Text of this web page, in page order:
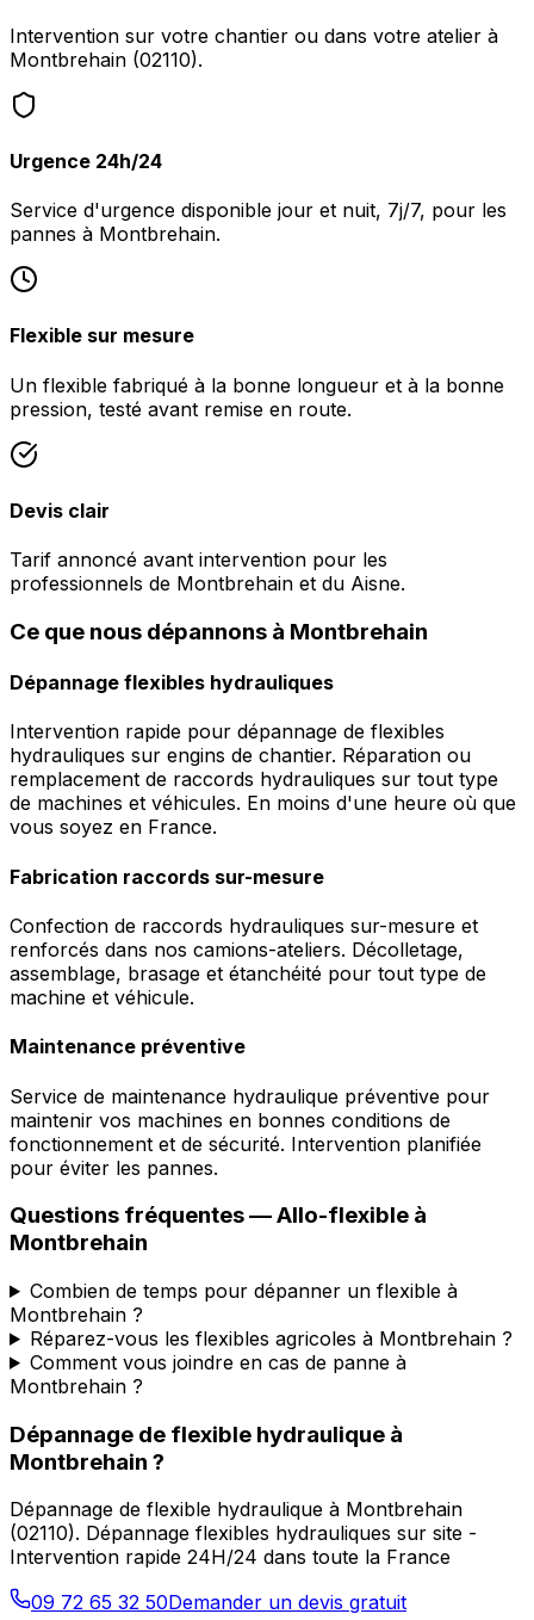
Intervention sur votre chantier ou dans votre atelier à
Montbrehain (02110).
Urgence 24h/24
Service d'urgence disponible jour et nuit, 7j/7, pour les
pannes à Montbrehain.
Flexible sur mesure
Un flexible fabriqué à la bonne longueur et à la bonne
pression, testé avant remise en route.
Devis clair
Tarif annoncé avant intervention pour les
professionnels de Montbrehain et du Aisne.
Ce que nous dépannons à Montbrehain
Dépannage flexibles hydrauliques
Intervention rapide pour dépannage de flexibles
hydrauliques sur engins de chantier. Réparation ou
remplacement de raccords hydrauliques sur tout type
de machines et véhicules. En moins d'une heure où que
vous soyez en France.
Fabrication raccords sur-mesure
Confection de raccords hydrauliques sur-mesure et
renforcés dans nos camions-ateliers. Décolletage,
assemblage, brasage et étanchéité pour tout type de
machine et véhicule.
Maintenance préventive
Service de maintenance hydraulique préventive pour
maintenir vos machines en bonnes conditions de
fonctionnement et de sécurité. Intervention planifiée
pour éviter les pannes.
Questions fréquentes —Allo-flexible à
Montbrehain
Combien de temps pour dépanner un flexible à
Montbrehain ?
Réparez-vous les flexibles agricoles à Montbrehain ?
Comment vous joindre en cas de panne à
Montbrehain ?
Dépannage de flexible hydraulique à
Montbrehain ?
Dépannage de flexible hydraulique à Montbrehain
(02110). Dépannage flexibles hydrauliques sur site -
Intervention rapide 24H/24 dans toute la France
09 72 65 32 50Demander un devis gratuit